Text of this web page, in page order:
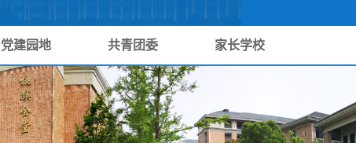
党建园地 共青团委 家长学校